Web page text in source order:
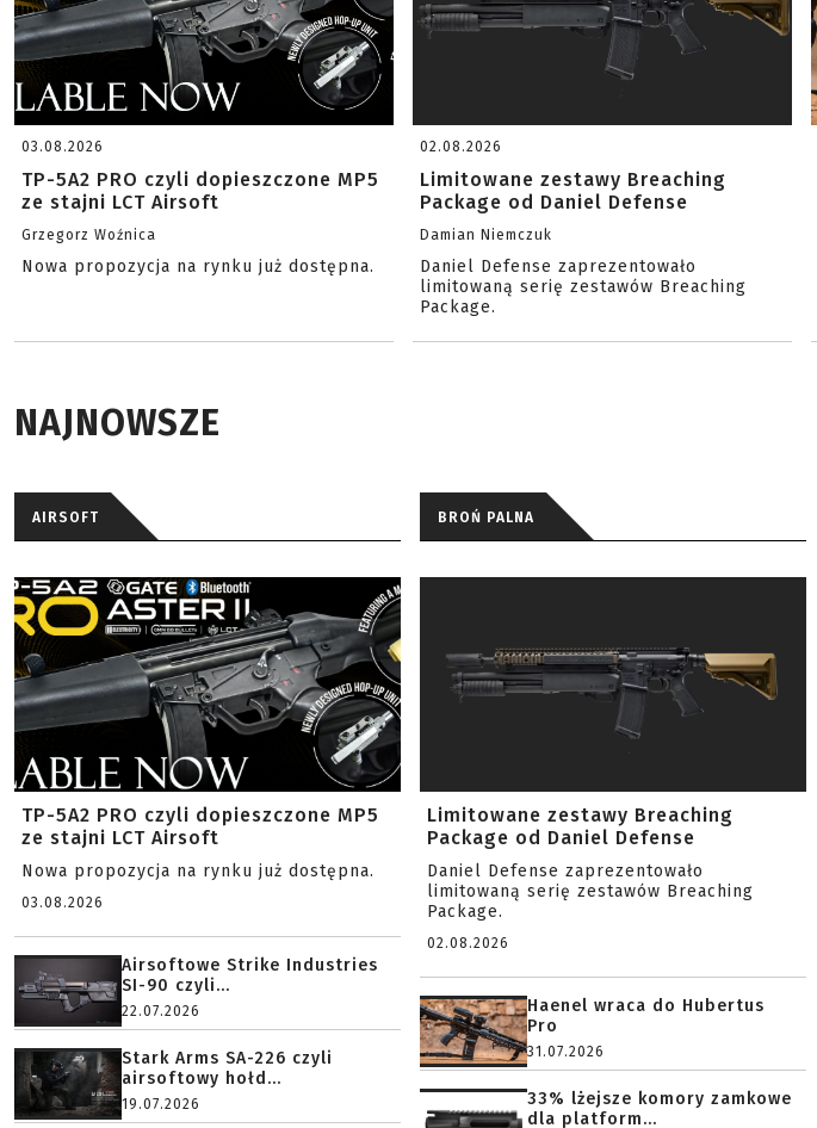
03.08.2026
TP-5A2 PRO czyli dopieszczone MP5
ze stajni LCT Airsoft
Grzegorz Woźnica
Nowa propozycja na rynku już dostępna.
02.08.2026
Limitowane zestawy Breaching
Package od Daniel Defense
Damian Niemczuk
Daniel Defense zaprezentowało
limitowaną serię zestawów Breaching
Package.
NAJNOWSZE
AIRSOFT
TP-5A2 PRO czyli dopieszczone MP5
ze stajni LCT Airsoft
Nowa propozycja na rynku już dostępna.
03.08.2026
Airsoftowe Strike Industries
SI-90 czyli...
22.07.2026
Stark Arms SA-226 czyli
airsoftowy hołd...
19.07.2026
BROŃ PALNA
Limitowane zestawy Breaching
Package od Daniel Defense
Daniel Defense zaprezentowało
limitowaną serię zestawów Breaching
Package.
02.08.2026
Haenel wraca do Hubertus
Pro
31.07.2026
33% lżejsze komory zamkowe
dla platform...